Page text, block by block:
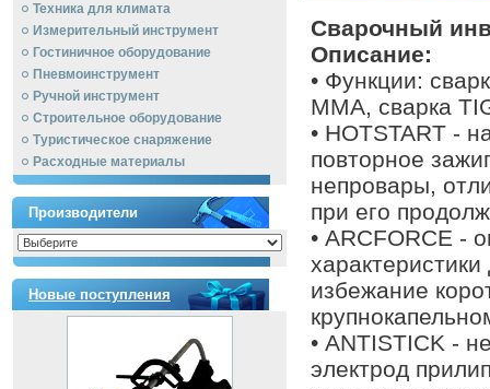
Техника для климата
Измерительный инструмент
Гостиничное оборудование
Пневмоинструмент
Ручной инcтрумент
Строительное оборудование
Туристическое снаряжение
Расходные материалы
Производители
Новые поступления
Сварочный
Описание:
• Функции:
MMA, сварка
• HOTSTART -
повторное
непровары,
при его
• ARCFORCE -
избежание
• ANTISTICK -
электрод